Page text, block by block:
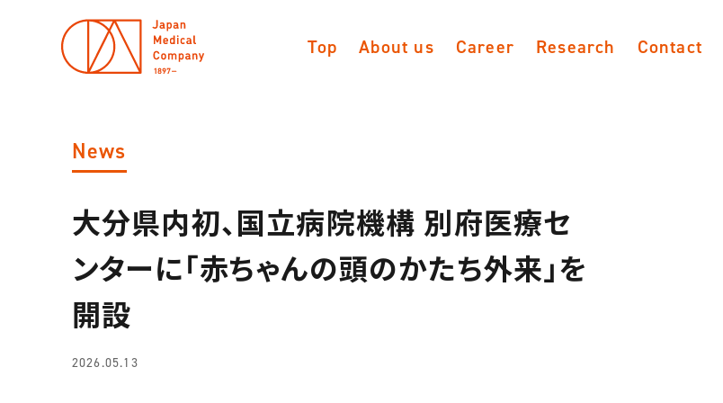
Top About us Career Research Contact
News
大分県内初、国立病院機構 別府医療セ
ンターに「赤ちゃんの頭のかたち外来」を
開設
2026.05.13